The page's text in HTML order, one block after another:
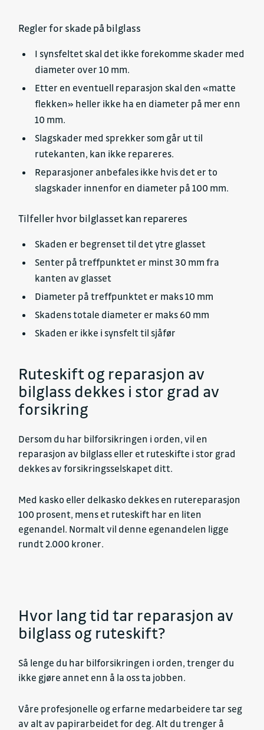
Regler for skade på bilglass
I synsfeltet skal det ikke forekomme skader med
diameter over 10 mm.
Etter en eventuell reparasjon skal den «matte
flekken» heller ikke ha en diameter på mer enn
10 mm.
Slagskader med sprekker som går ut til
rutekanten, kan ikke repareres.
Reparasjoner anbefales ikke hvis det er to
slagskader innenfor en diameter på 100 mm.
Tilfeller hvor bilglasset kan repareres
Skaden er begrenset til det ytre glasset
Senter på treffpunktet er minst 30 mm fra
kanten av glasset
Diameter på treffpunktet er maks 10 mm
Skadens totale diameter er maks 60 mm
Skaden er ikke i synsfelt til sjåfør
Ruteskift og reparasjon av
bilglass dekkes i stor grad av
forsikring
Dersom du har bilforsikringen i orden, vil en
reparasjon av bilglass eller et ruteskifte i stor grad
dekkes av forsikringsselskapet ditt.
Med kasko eller delkasko dekkes en rutereparasjon
100 prosent, mens et ruteskift har en liten
egenandel. Normalt vil denne egenandelen ligge
rundt 2.000 kroner.
Hvor lang tid tar reparasjon av
bilglass og ruteskift?
Så lenge du har bilforsikringen i orden, trenger du
ikke gjøre annet enn å la oss ta jobben.
Våre profesjonelle og erfarne medarbeidere tar seg
av alt av papirarbeidet for deg. Alt du trenger å